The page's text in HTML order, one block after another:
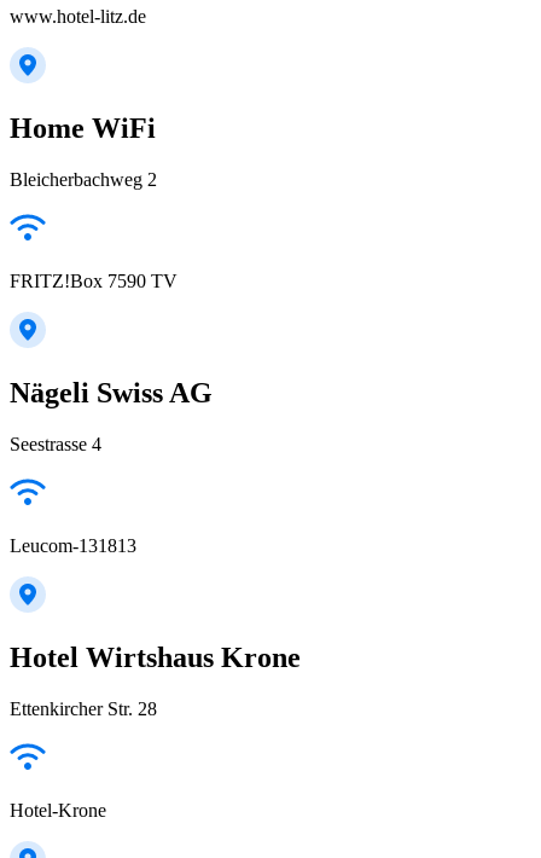
www.hotel-litz.de
Home WiFi
Bleicherbachweg 2
FRITZ!Box 7590 TV
Nägeli Swiss AG
Seestrasse 4
Leucom-131813
Hotel Wirtshaus Krone
Ettenkircher Str. 28
Hotel-Krone